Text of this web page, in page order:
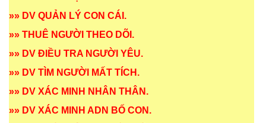
»» DV QUẢN LÝ CON CÁI .
»» THUÊ NGƯỜI THEO DÕI .
»» DV ĐIỀU TRA NGƯỜI YÊU.
»» DV TÌM NGƯỜI MẤT TÍCH .
»» DV XÁC MINH NHÂN THÂN .
»» DV XÁC MINH ADN BỐ CON .